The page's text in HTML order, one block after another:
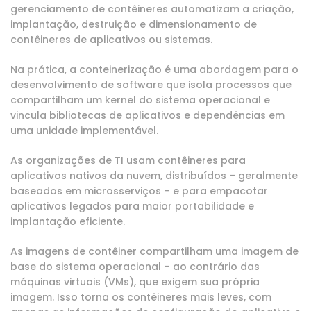
gerenciamento de contêineres automatizam a criação,
implantação, destruição e dimensionamento de
contêineres de aplicativos ou sistemas.
Na prática, a conteinerização é uma abordagem para o
desenvolvimento de software que isola processos que
compartilham um kernel do sistema operacional e
vincula bibliotecas de aplicativos e dependências em
uma unidade implementável.
As organizações de TI usam contêineres para
aplicativos nativos da nuvem, distribuídos – geralmente
baseados em microsserviços – e para empacotar
aplicativos legados para maior portabilidade e
implantação eficiente.
As imagens de contêiner compartilham uma imagem de
base do sistema operacional – ao contrário das
máquinas virtuais (VMs), que exigem sua própria
imagem. Isso torna os contêineres mais leves, com